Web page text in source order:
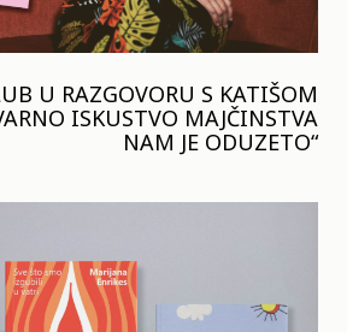
U RAZGOVORU S KATIŠOM
ISKUSTVO MAJČINSTVA
NAM JE ODUZETO“